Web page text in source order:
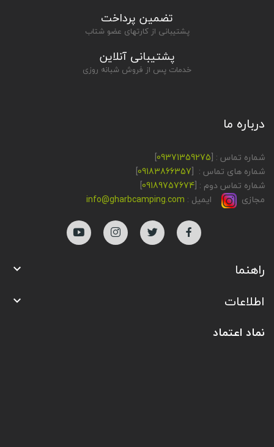
تضمین پرداخت
پشتیبانی از کارتهای عضو شتاب
پشتیبانی آنلاین
خدمات پس از فروش شبانه روزی
درباره ما
شماره تماس : [09371359275
]
شماره های تماس : [09183866357
]
شماره تماس دوم : [09189757674
]
مجازی
ایمیل : info@gharbcamping.com
راهنما 
اطلاعات 
نماد اعتماد